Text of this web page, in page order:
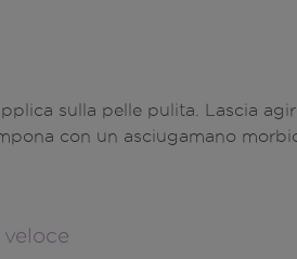
sulla pelle pulita. Lascia
con un asciugamano